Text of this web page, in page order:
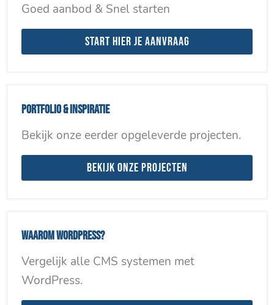
Goed aanbod & Snel starten
Start hier je aanvraag
Portfolio & inspiratie
Bekijk onze eerder opgeleverde projecten.
Bekijk onze projecten
Waarom WordPress?
Vergelijk alle CMS systemen met
WordPress.